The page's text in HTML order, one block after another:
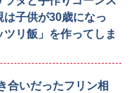
子供が30歳になっ
リ飯」を作ってしま
合いだったフリン相